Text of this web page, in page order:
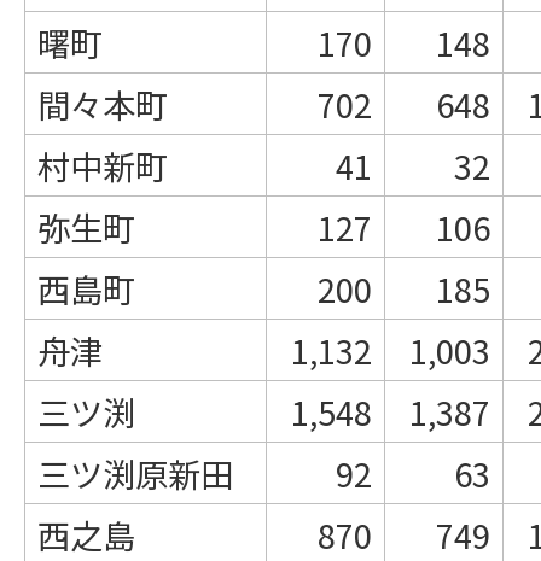
曙町
170
148
間々本町
702 648
村中新町
41
32
弥生町
127
106
西島町
200
185
舟津
1,132 1,003
三ツ渕
1,548 1,387
三ツ渕原新田
92
63
西之島
870 749